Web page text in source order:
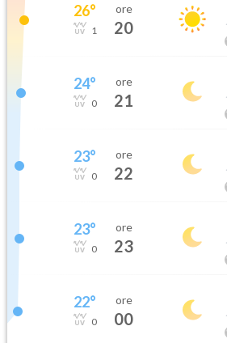
26°
1
ore
20
24°
0
ore
21
23°
0
ore
22
23°
0
ore
23
22°
0
ore
00